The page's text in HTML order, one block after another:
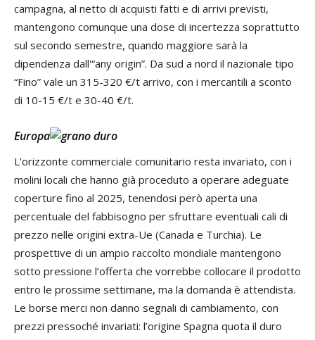
campagna, al netto di acquisti fatti e di arrivi previsti,
mantengono comunque una dose di incertezza soprattutto
sul secondo semestre, quando maggiore sarà la
dipendenza dall'“any origin”. Da sud a nord il nazionale tipo
“Fino” vale un 315-320 €/t arrivo, con i mercantili a sconto
di 10-15 €/t e 30-40 €/t.
Europa
L’orizzonte commerciale comunitario resta invariato, con i
molini locali che hanno già proceduto a operare adeguate
coperture fino al 2025, tenendosi però aperta una
percentuale del fabbisogno per sfruttare eventuali cali di
prezzo nelle origini extra-Ue (Canada e Turchia). Le
prospettive di un ampio raccolto mondiale mantengono
sotto pressione l’offerta che vorrebbe collocare il prodotto
entro le prossime settimane, ma la domanda è attendista.
Le borse merci non danno segnali di cambiamento, con
prezzi pressoché invariati: l’origine Spagna quota il duro